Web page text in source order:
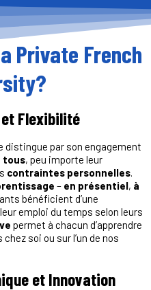
Private French
Flexibilité
distingue par son engagement
tous, peu importe leur
contraintes personnelles.
– en présentiel, à
bénéficient d’une
emploi du temps selon leurs
permet à chacun d’apprendre
soi ou sur l’un de nos
et Innovation